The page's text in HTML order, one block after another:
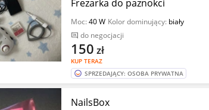
Frezarka do paznokci
Moc:40 W Kolor dominujący: biały
do negocjacji
KUP TERAZ
150 zł
SPRZEDAJĄCY: OSOBA PRYWATNA
NailsBox